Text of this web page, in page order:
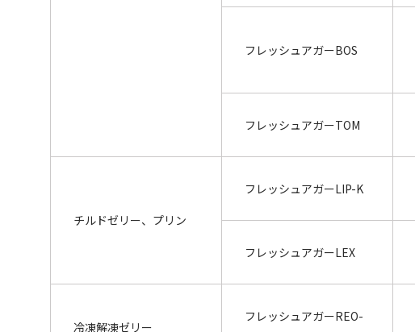
フレッシュアガーBOS
フレッシュアガーTOM
チルドゼリー、プリン
フレッシュアガーLIP-K
フレッシュアガーLEX
冷凍解凍ゼリー
フレッシュアガーREO-